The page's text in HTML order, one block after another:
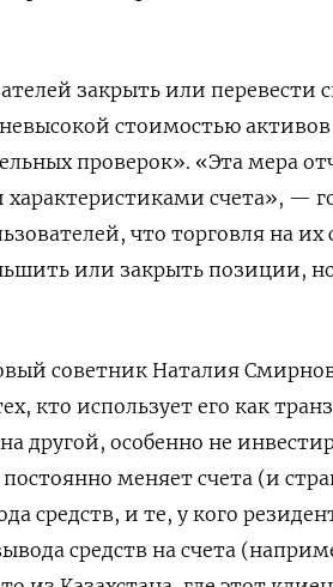
закрыть или перевести
стоимостью
проверок». «Эта мера
счета», —
что торговля на их
или закрыть позиции,
советник Наталия
кто использует его как
другой, особенно не
меняет счета (и
средств, и те, у кого
средств на счета